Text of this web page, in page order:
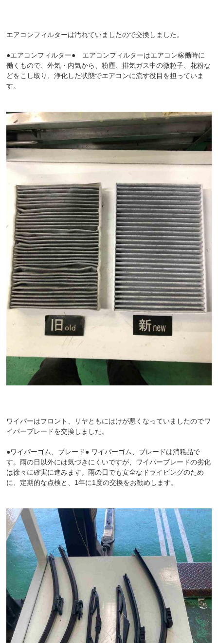
エアコンフィルターは汚れていましたので交換しました。
●エアコンフィルター● エアコンフィルターはエアコン稼働時に
働くもので、外気・内気から、粉塵、排気ガス中の微粒子、花粉な
どをこし取り、浄化した状態でエアコンに流す役目を担っていま
す。
ワイパーはフロント、リヤともにはけが悪くなっていましたのでワ
イパーブレードを交換しました。
●ワイパーゴム、ブレード● ワイパーゴム、ブレードは消耗品で
す。雨の日以外には気づきにくいですが、ワイパーブレードの劣化
は徐々に確実に進みます。雨の日でも安全なドライビングのため
に、定期的な点検と、1年に1度の交換をお勧めします。